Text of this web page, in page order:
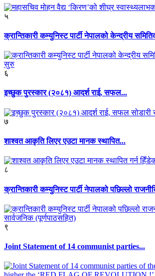
५
क्रान्तिकारी कम्युनिस्ट पार्टी नेपालको केन्द्रीय
६
इच्छुक पुरस्कार (२०८१) आदर्श राई, सफल...
७
शाश्वत आकृति लिएर एउटा मानक स्थापित...
८
क्रान्तिकारी कम्युनिस्ट पार्टी नेपालको पछिल्लो
९
Joint Statement of 14 communist parties...